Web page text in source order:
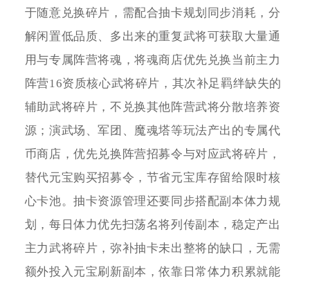
于随意兑换碎片，需配合抽卡规划同步消耗，分
解闲置低品质、多出来的重复武将可获取大量通
用与专属阵营将魂，将魂商店优先兑换当前主力
阵营16资质核心武将碎片，其次补足羁绊缺失的
辅助武将碎片，不兑换其他阵营武将分散培养资
源；演武场、军团、魔魂塔等玩法产出的专属代
币商店，优先兑换阵营招募令与对应武将碎片，
替代元宝购买招募令，节省元宝库存留给限时核
心卡池。抽卡资源管理还要同步搭配副本体力规
划，每日体力优先扫荡名将列传副本，稳定产出
主力武将碎片，弥补抽卡未出整将的缺口，无需
额外投入元宝刷新副本，依靠日常体力积累就能